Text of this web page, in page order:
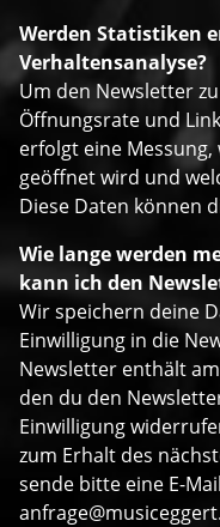
Werden Statistiken
Verhaltensanalyse?
Um den Newsletter
Öffnungsrate und
erfolgt eine
geöffnet wird und
Diese Daten können
Wie lange werden
kann ich den
Wir speichern deine
Einwilligung in die
Newsletter enthält
den du den
Einwilligung
zum Erhalt des
sende bitte eine E-